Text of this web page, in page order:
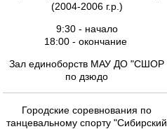
(2004-2006 г.р.)
9:30 - начало
18:00 - окончание
Зал единоборств МАУ ДО "СШОР
по дзюдо
Городские соревнования по
танцевальному спорту "Сибирский